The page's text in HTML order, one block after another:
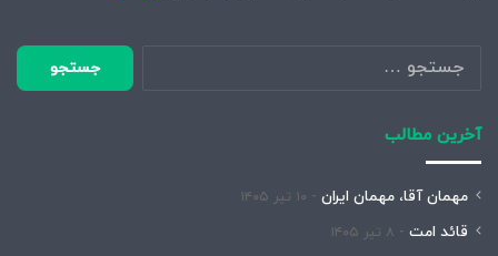
جستجو
برای:
آخرین مطالب
مهمان آقا، مهمان ایران ۱۰ تیر ۱۴۰۵
قائد امت ۸ تیر ۱۴۰۵